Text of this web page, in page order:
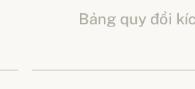
Bảng quy đổi